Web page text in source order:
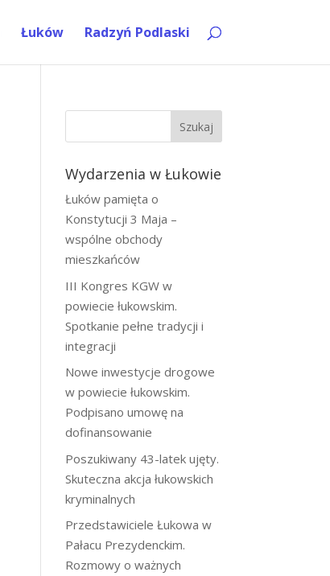
Łuków Radzyń Podlaski
Szukaj
Wydarzenia w Łukowie
Łuków pamięta o
Konstytucji 3 Maja –
wspólne obchody
mieszkańców
III Kongres KGW w
powiecie łukowskim.
Spotkanie pełne tradycji i
integracji
Nowe inwestycje drogowe
w powiecie łukowskim.
Podpisano umowę na
dofinansowanie
Poszukiwany 43-latek ujęty.
Skuteczna akcja łukowskich
kryminalnych
Przedstawiciele Łukowa w
Pałacu Prezydenckim.
Rozmowy o ważnych